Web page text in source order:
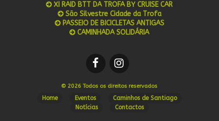
XI RAID BTT DA TROFA BY CRUISE CAR
São Silvestre Cidade da Trofa
PASSEIO DE BICICLETAS ANTIGAS
CAMINHADA SOLIDÁRIA
© 2026 Todos os direitos reservados
Home Eventos
Caminhos de Santiago
Notícias
Contactos